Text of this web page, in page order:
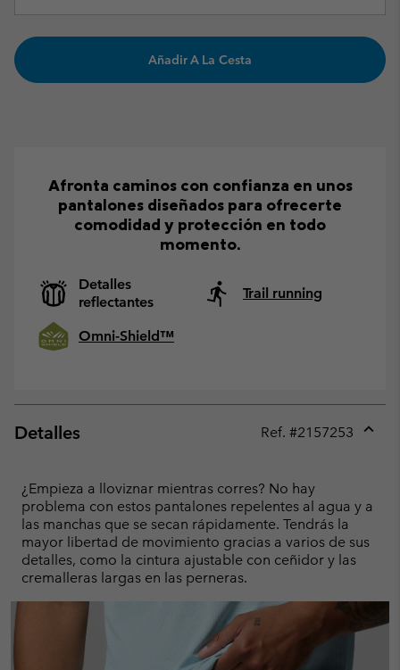
Añadir A La Cesta
Afronta caminos con confianza en unos
pantalones diseñados para ofrecerte
comodidad y protección en todo
momento.
Detalles
reflectantes
Trail running
Omni-Shield™
Detalles Ref. #2157253
¿Empieza a lloviznar mientras corres? No hay
problema con estos pantalones repelentes al agua y a
las manchas que se secan rápidamente. Tendrás la
mayor libertad de movimiento gracias a varios de sus
detalles, como la cintura ajustable con ceñidor y las
cremalleras largas en las perneras.